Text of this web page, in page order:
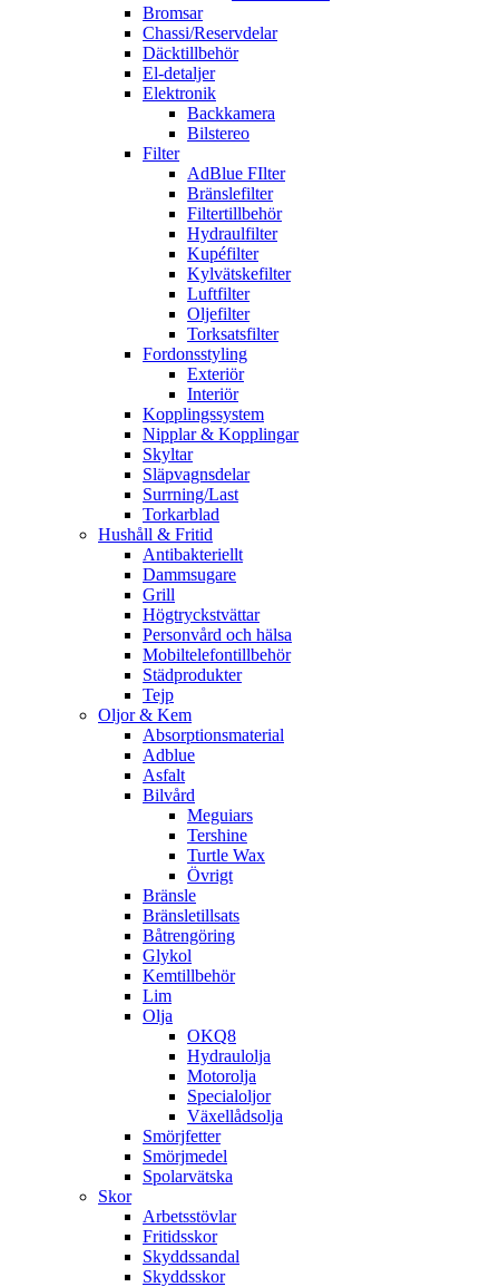
Bromsar
Chassi/Reservdelar
Däcktillbehör
El-detaljer
Elektronik
Backkamera
Bilstereo
Filter
AdBlue FIlter
Bränslefilter
Filtertillbehör
Hydraulfilter
Kupéfilter
Kylvätskefilter
Luftfilter
Oljefilter
Torksatsfilter
Fordonsstyling
Exteriör
Interiör
Kopplingssystem
Nipplar & Kopplingar
Skyltar
Släpvagnsdelar
Surrning/Last
Torkarblad
Hushåll & Fritid
Antibakteriellt​
Dammsugare
Grill
Högtryckstvättar
Personvård och hälsa
Mobiltelefontillbehör
Städprodukter
Tejp
Oljor & Kem
Absorptionsmaterial
Adblue
Asfalt
Bilvård
Meguiars
Tershine
Turtle Wax
Övrigt
Bränsle
Bränsletillsats
Båtrengöring
Glykol
Kemtillbehör
Lim
Olja
OKQ8
Hydraulolja
Motorolja
Specialoljor
Växellådsolja
Smörjfetter
Smörjmedel
Spolarvätska
Skor
Arbetsstövlar
Fritidsskor
Skyddssandal
Skyddsskor